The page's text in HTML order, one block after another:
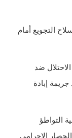
التجويع أمام
ضد
إبادة
التواطؤ
الإجرامي